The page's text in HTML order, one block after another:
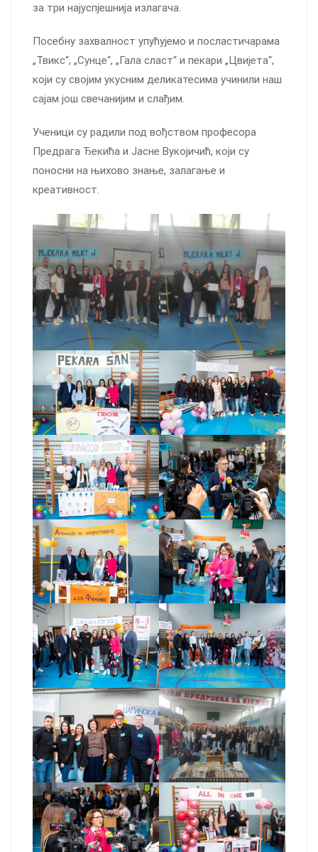
за три најуспјешнија излагача.
Посебну захвалност упућујемо и посластичарама
„Твикс“, „Сунце“, „Гала сласт“ и пекари „Цвијета“,
који су својим укусним деликатесима учинили наш
сајам још свечанијим и слађим.
Ученици су радили под вођством професора
Предрага Ђекића и Јасне Вукојичић, који су
поносни на њихово знање, залагање и
креативност.